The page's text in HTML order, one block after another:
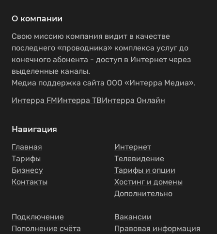
О компании
Свою миссию компания видит в качестве
последнего «проводника» комплекса услуг до
конечного абонента - доступ в Интернет через
выделенные каналы.
Медиа поддержка сайта ООО «Интерра Медиа».
Интерра FMИнтерра ТВИнтерра Онлайн
Навигация
Главная
Тарифы
Бизнесу
Контакты
Интернет
Телевидение
Тарифы и опции
Хостинг и домены
Дополнительно
Подключение
Пополнение счёта
Вакансии
Правовая информация